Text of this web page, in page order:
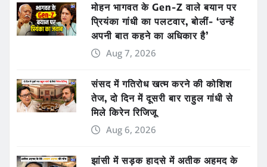
मोहन भागवत के Gen-Z वाले बयान पर
प्रियंका गांधी का पलटवार, बोलीं- ‘उन्हें
अपनी बात कहने का अधिकार है’
Aug 7, 2026
संसद में गतिरोध खत्म करने की कोशिश
तेज, दो दिन में दूसरी बार राहुल गांधी से
मिले किरेन रिजिजू
Aug 6, 2026
झांसी में सड़क हादसे में अतीक अहमद के